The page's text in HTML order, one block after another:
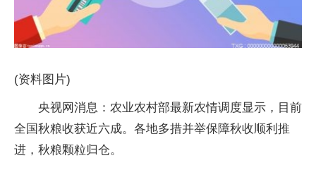
(资料图片)
央视网消息：农业农村部最新农情调度显示，目前
全国秋粮收获近六成。各地多措并举保障秋收顺利推
进，秋粮颗粒归仓。